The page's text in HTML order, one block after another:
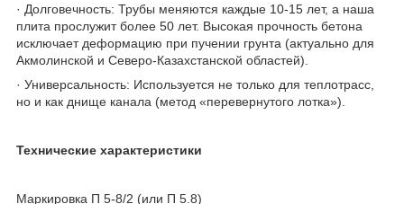
· Долговечность: Трубы меняются каждые 10-15 лет, а наша
плита прослужит более 50 лет. Высокая прочность бетона
исключает деформацию при пучении грунта (актуально для
Акмолинской и Северо-Казахстанской областей).
· Универсальность: Используется не только для теплотрасс,
но и как днище канала (метод «перевернутого лотка»).
Технические характеристики
Маркировка П 5-8/2 (или П 5.8)